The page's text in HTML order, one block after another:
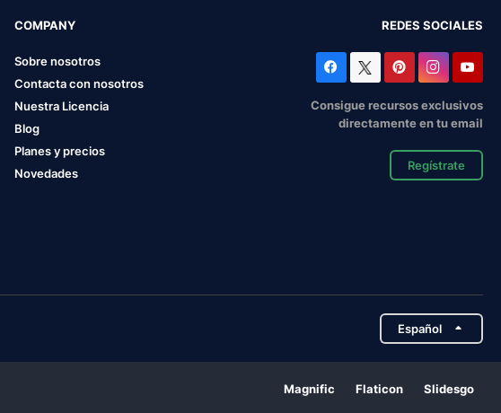
COMPANY
Sobre nosotros
Contacta con nosotros
Nuestra Licencia
Blog
Planes y precios
Novedades
REDES SOCIALES
Consigue recursos exclusivos
directamente en tu email
Regístrate
Español
Magnific Flaticon Slidesgo